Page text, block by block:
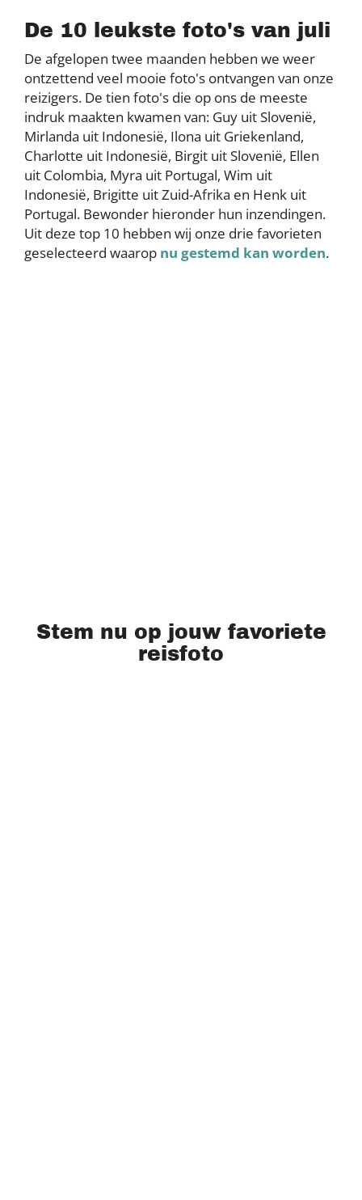
De 10 leukste foto's van juli
De afgelopen twee maanden hebben we weer
ontzettend veel mooie foto's ontvangen van onze
reizigers. De tien foto's die op ons de meeste
indruk maakten kwamen van: Guy uit Slovenië,
Mirlanda uit Indonesië, Ilona uit Griekenland,
Charlotte uit Indonesië, Birgit uit Slovenië, Ellen
uit Colombia, Myra uit Portugal, Wim uit
Indonesië, Brigitte uit Zuid-Afrika en Henk uit
Portugal. Bewonder hieronder hun inzendingen.
Uit deze top 10 hebben wij onze drie favorieten
geselecteerd waarop nu gestemd kan worden.
Stem nu op jouw favoriete
reisfoto